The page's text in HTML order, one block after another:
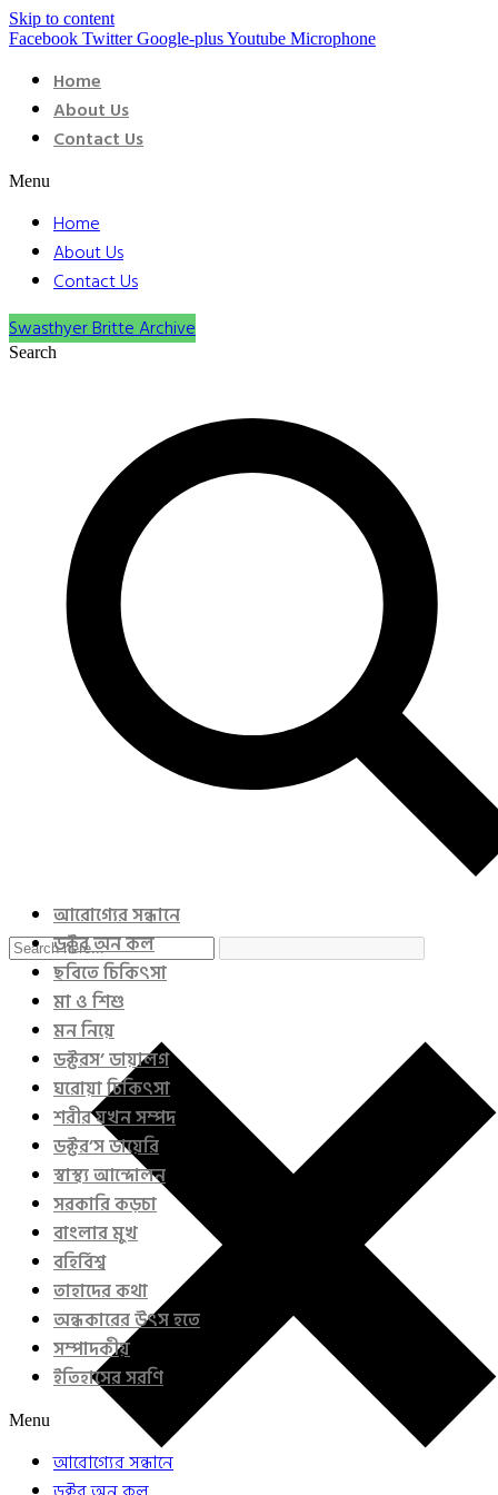
Skip to content
Facebook Twitter Google-plusYoutube Microphone
Home
About Us
Contact Us
Menu
Home
About Us
Contact Us
Swasthyer Britte Archive
Search
আরোগ্যের সন্ধানে
ডক্টর অন কল
ছবিতে চিকিৎসা
মা ও শিশু
মন নিয়ে
ডক্টরস’ ডায়ালগ
ঘরোয়া চিকিৎসা
শরীর যখন সম্পদ
ডক্টর’স ডায়েরি
স্বাস্থ্য আন্দোলন
সরকারি কড়চা
বাংলার মুখ
বহির্বিশ্ব
তাহাদের কথা
অন্ধকারের উৎস হতে
সম্পাদকীয়
ইতিহাসের সরণি
Menu
আরোগ্যের সন্ধানে